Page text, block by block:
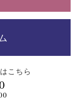
こちら